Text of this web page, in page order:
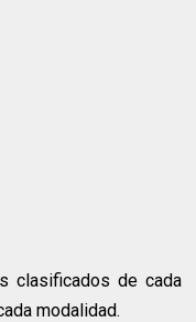
clasificados de cada
modalidad.